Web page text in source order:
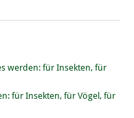
werden: für Insekten, für
für Insekten, für Vögel, für